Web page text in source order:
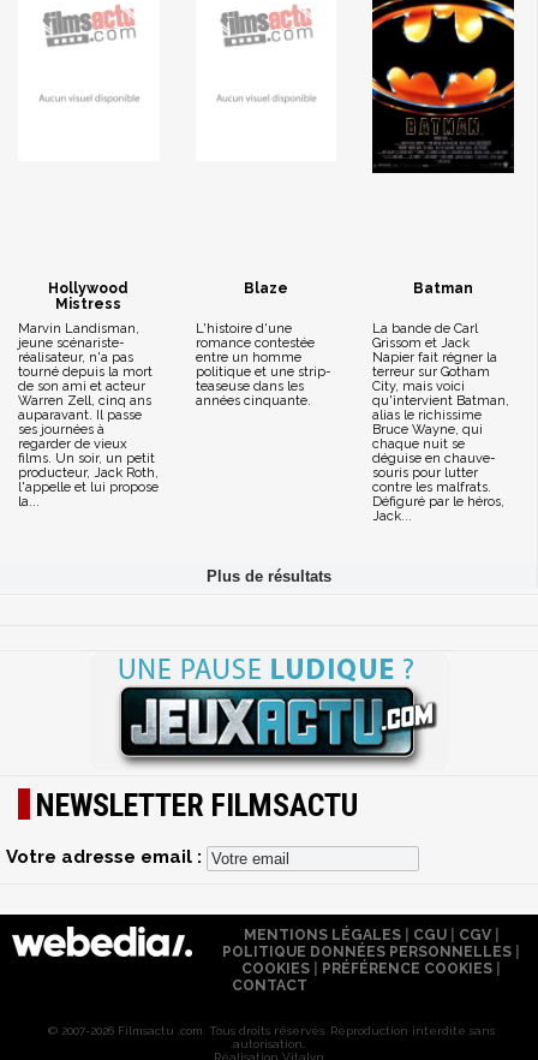
Hollywood
Mistress
Marvin Landisman,
jeune scénariste-
réalisateur, n'a pas
tourné depuis la mort
de son ami et acteur
Warren Zell, cinq ans
auparavant. Il passe
ses journées à
regarder de vieux
films. Un soir, un petit
producteur, Jack Roth,
l'appelle et lui propose
la...
Blaze
L'histoire d'une
romance contestée
entre un homme
politique et une strip-
teaseuse dans les
années cinquante.
Batman
La bande de Carl
Grissom et Jack
Napier fait régner la
terreur sur Gotham
City, mais voici
qu'intervient Batman,
alias le richissime
Bruce Wayne, qui
chaque nuit se
déguise en chauve-
souris pour lutter
contre les malfrats.
Défiguré par le héros,
Jack...
NEWSLETTER FILMSACTU
Votre adresse email :
MENTIONS LÉGALES| CGU| CGV|
POLITIQUE DONNÉES PERSONNELLES
COOKIES
PRÉFÉRENCE COOKIES
CONTACT
© 2007-2026 Filmsactu .com. Tous droits réservés. Reproduction interdite sans
autorisation.
Réalisation Vitalyn